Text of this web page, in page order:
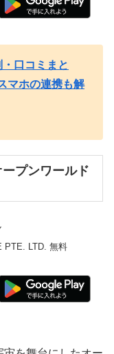
・口コミまと
マホの連携も解
プンワールド
PTE. LTD. 無料